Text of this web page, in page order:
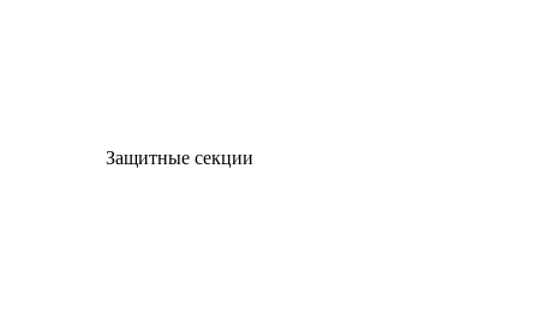
Защитные секции